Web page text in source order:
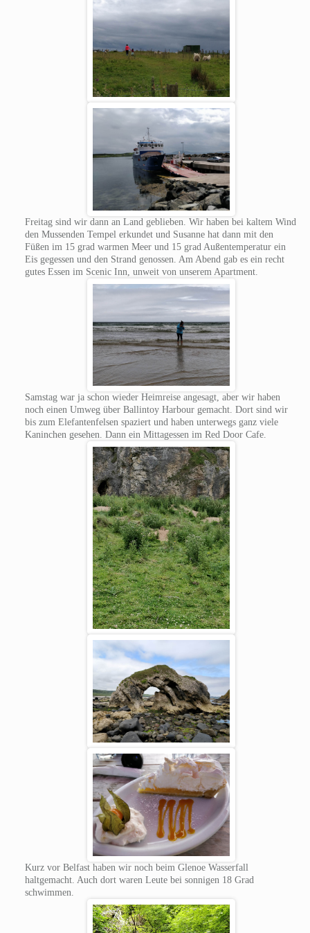
Freitag sind wir dann an Land geblieben. Wir haben bei kaltem Wind
den Mussenden Tempel erkundet und Susanne hat dann mit den
Füßen im 15 grad warmen Meer und 15 grad Außentemperatur ein
Eis gegessen und den Strand genossen. Am Abend gab es ein recht
gutes Essen im Scenic Inn, unweit von unserem Apartment.
Samstag war ja schon wieder Heimreise angesagt, aber wir haben
noch einen Umweg über Ballintoy Harbour gemacht. Dort sind wir
bis zum Elefantenfelsen spaziert und haben unterwegs ganz viele
Kaninchen gesehen. Dann ein Mittagessen im Red Door Cafe.
Kurz vor Belfast haben wir noch beim Glenoe Wasserfall
haltgemacht. Auch dort waren Leute bei sonnigen 18 Grad
schwimmen.